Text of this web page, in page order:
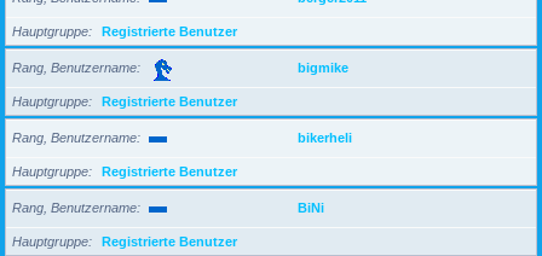
Hauptgruppe Registrierte Benutzer
Rang, Benutzername bigmike
Hauptgruppe Registrierte Benutzer
Rang, Benutzername bikerheli
Hauptgruppe Registrierte Benutzer
Rang, Benutzername BiNi
Hauptgruppe Registrierte Benutzer